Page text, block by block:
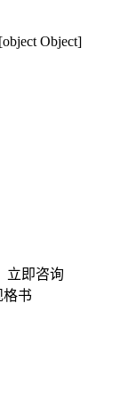
[object Object]
立即咨询
格书